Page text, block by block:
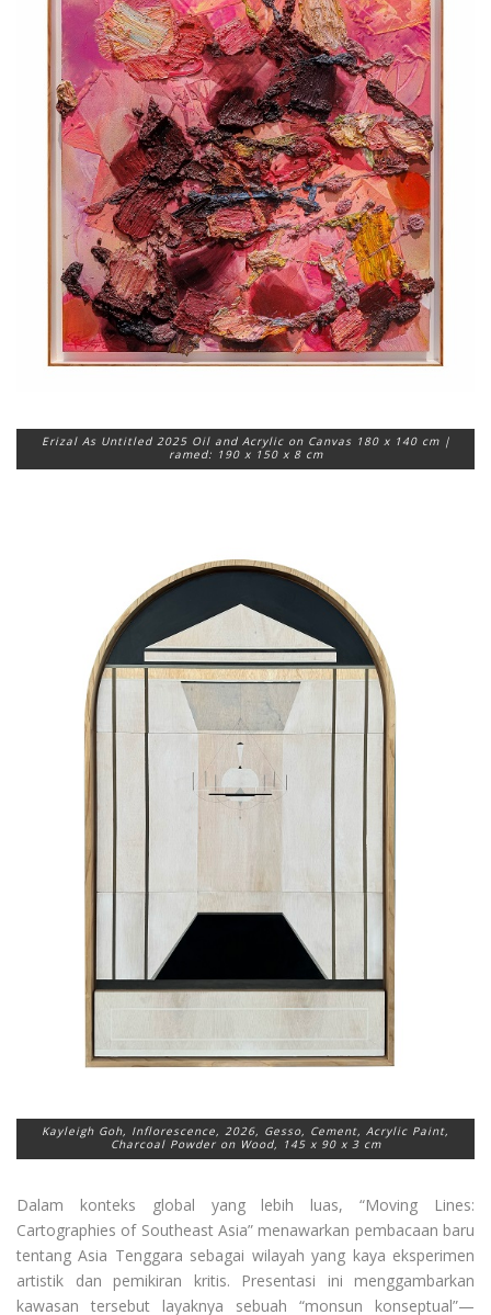
Erizal As Untitled 2025 Oil and Acrylic on Canvas 180 x 140 cm |
ramed: 190 x 150 x 8 cm
Kayleigh Goh, Inflorescence, 2026, Gesso, Cement, Acrylic Paint,
Charcoal Powder on Wood, 145 x 90 x 3 cm
Dalam konteks global yang lebih luas, “Moving Lines:
Cartographies of Southeast Asia” menawarkan pembacaan baru
tentang Asia Tenggara sebagai wilayah yang kaya eksperimen
artistik dan pemikiran kritis. Presentasi ini menggambarkan
kawasan tersebut layaknya sebuah “monsun konseptual”—